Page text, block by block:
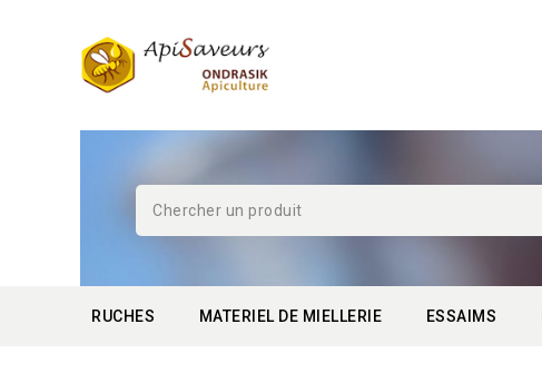
RUCHES MATERIEL DE MIELLERIE ESSAIMS